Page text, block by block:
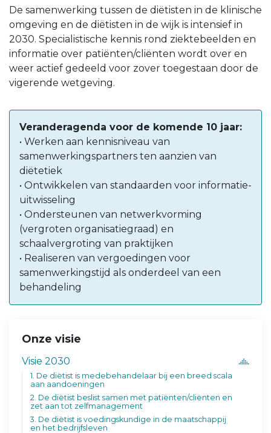
De samenwerking tussen de diëtisten in de klinische
omgeving en de diëtisten in de wijk is intensief in
2030. Specialistische kennis rond ziektebeelden en
informatie over patiënten/cliënten wordt over en
weer actief gedeeld voor zover toegestaan door de
vigerende wetgeving.
Veranderagenda voor de komende 10 jaar:
• Werken aan kennisniveau van
samenwerkingspartners ten aanzien van
diëtetiek
• Ontwikkelen van standaarden voor informatie-
uitwisseling
• Ondersteunen van netwerkvorming
(vergroten organisatiegraad) en
schaalvergroting van praktijken
• Realiseren van vergoedingen voor
samenwerkingstijd als onderdeel van een
behandeling
Onze visie
Visie 2030
1. De diëtist is medebehandelaar bij een breed scala
aan aandoeningen
2. De diëtist beslist samen met patiënten/cliënten en
zet aan tot zelfmanagement
3. De diëtist is voedingskundige in de maatschappij
en het bedrijfsleven